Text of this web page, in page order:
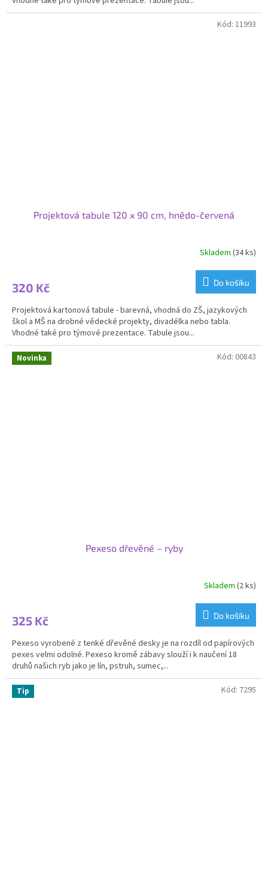
Projektová tabule 120 x 90 cm, hnědo-červená
Skladem (34 ks)
320 Kč Do košíku
Projektová kartonová tabule - barevná, vhodná do ZŠ, jazykových
škol a MŠ na drobné vědecké projekty, divadélka nebo tabla.
Vhodné také pro týmové prezentace. Tabule jsou...
Kód: 11993
Novinka
Pexeso dřevěné – ryby
Skladem (2 ks)
325 Kč Do košíku
Pexeso vyrobené z tenké dřevěné desky je na rozdíl od papírových
pexes velmi odolné. Pexeso kromě zábavy slouží i k naučení 18
druhů našich ryb jako je lín, pstruh, sumec,...
Kód: 00843
Tip Kód: 7295